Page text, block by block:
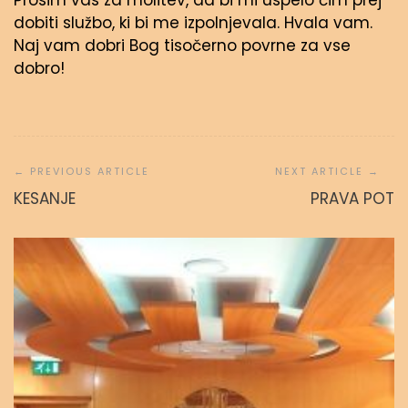
dobiti službo, ki bi me izpolnjevala. Hvala vam.
Naj vam dobri Bog tisočerno povrne za vse
dobro!
prispevka
KESANJE PRAVA POT